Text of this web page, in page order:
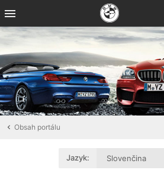
Obsah portálu
Jazyk: